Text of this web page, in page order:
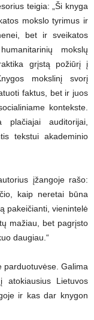
teigia: „Ši knyga
mokslo tyrimus ir
bet ir sveikatos
mokslų
grįstą požiūrį į
mokslinį svorį
faktus, bet ir juos
kontekste.
auditorijai,
tekstui akademinio
įžangoje rašo:
kaip neretai būna
pakeičianti, vienintelė
mažiau, bet pagrįsto
daugiau.“
parduotuvėse. Galima
atokiausius Lietuvos
ir kas dar knygon